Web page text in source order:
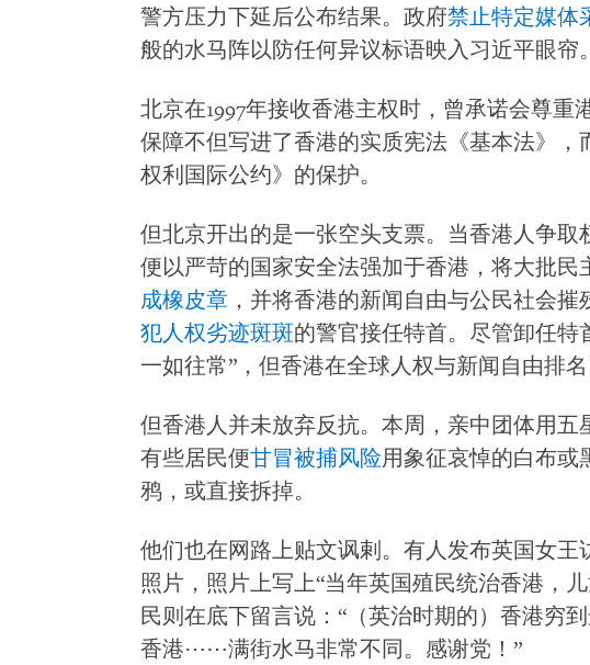
警方压力下延后公布结果。政府禁止特定媒体
般的水马阵以防任何异议标语映入习近平眼帘。
北京在1997年接收香港主权时，曾承诺会尊
保障不但写进了香港的实质宪法《基本法》，
权利国际公约》的保护。
但北京开出的是一张空头支票。当香港人争取
便以严苛的国家安全法强加于香港，将大批民
成橡皮章 ，并将香港的新闻自由与公民社会
犯人权劣迹斑斑的警官接任特首。尽管卸任特
一如往常”，但香港在全球人权与新闻自由排名
但香港人并未放弃反抗。本周，亲中团体用五
有些居民便甘冒被捕风险用象征哀悼的白布或
鸦，或直接拆掉。
他们也在网路上贴文讽剌。有人发布英国女王
照片，照片上写上“当年英国殖民统治香港，
民则在底下留言说：“（英治时期的）香港穷
香港⋯⋯满街水马非常不同。感谢党！”